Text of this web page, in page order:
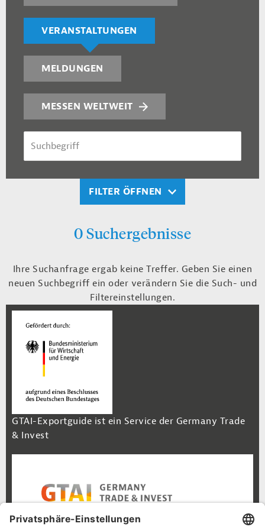
VERANSTALTUNGEN
MELDUNGEN
MESSEN WELTWEIT
FILTER ÖFFNEN
0 Suchergebnisse
Ihre Suchanfrage ergab keine Treffer. Geben Sie einen
neuen Suchbegriff ein oder verändern Sie die Such- und
Filtereinstellungen.
GTAI-Exportguide ist ein Service der Germany Trade
& Invest